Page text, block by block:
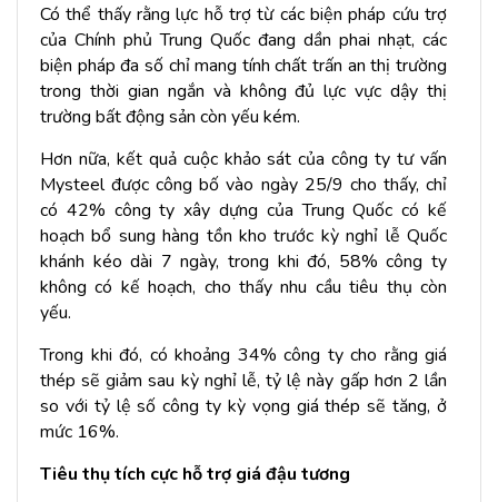
Có thể thấy rằng lực hỗ trợ từ các biện pháp cứu trợ
của Chính phủ Trung Quốc đang dần phai nhạt, các
biện pháp đa số chỉ mang tính chất trấn an thị trường
trong thời gian ngắn và không đủ lực vực dậy thị
trường bất động sản còn yếu kém.
Hơn nữa, kết quả cuộc khảo sát của công ty tư vấn
Mysteel được công bố vào ngày 25/9 cho thấy, chỉ
có 42% công ty xây dựng của Trung Quốc có kế
hoạch bổ sung hàng tồn kho trước kỳ nghỉ lễ Quốc
khánh kéo dài 7 ngày, trong khi đó, 58% công ty
không có kế hoạch, cho thấy nhu cầu tiêu thụ còn
yếu.
Trong khi đó, có khoảng 34% công ty cho rằng giá
thép sẽ giảm sau kỳ nghỉ lễ, tỷ lệ này gấp hơn 2 lần
so với tỷ lệ số công ty kỳ vọng giá thép sẽ tăng, ở
mức 16%.
Tiêu thụ tích cực hỗ trợ giá đậu tương